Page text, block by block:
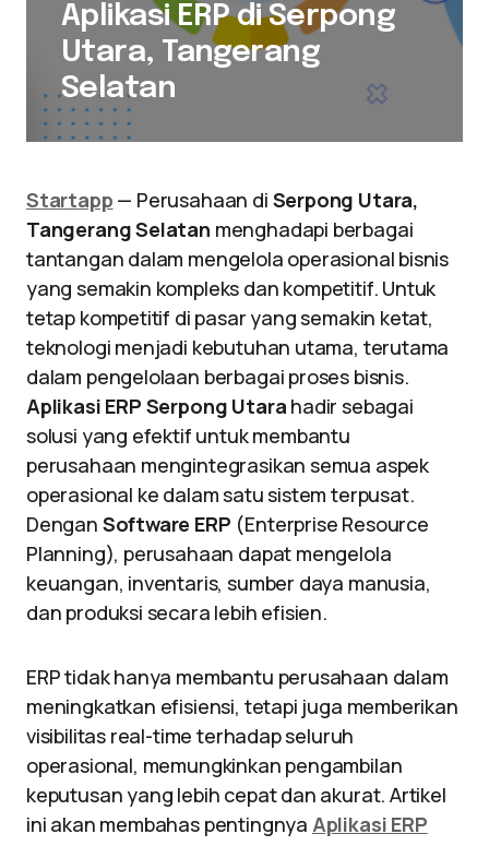
Aplikasi ERP di Serpong
Utara, Tangerang
Selatan
Startapp — Perusahaan di Serpong Utara,
Tangerang Selatan menghadapi berbagai
tantangan dalam mengelola operasional bisnis
yang semakin kompleks dan kompetitif. Untuk
tetap kompetitif di pasar yang semakin ketat,
teknologi menjadi kebutuhan utama, terutama
dalam pengelolaan berbagai proses bisnis.
Aplikasi ERP Serpong Utara hadir sebagai
solusi yang efektif untuk membantu
perusahaan mengintegrasikan semua aspek
operasional ke dalam satu sistem terpusat.
Dengan Software ERP (Enterprise Resource
Planning), perusahaan dapat mengelola
keuangan, inventaris, sumber daya manusia,
dan produksi secara lebih efisien.
ERP tidak hanya membantu perusahaan dalam
meningkatkan efisiensi, tetapi juga memberikan
visibilitas real-time terhadap seluruh
operasional, memungkinkan pengambilan
keputusan yang lebih cepat dan akurat. Artikel
ini akan membahas pentingnya Aplikasi ERP